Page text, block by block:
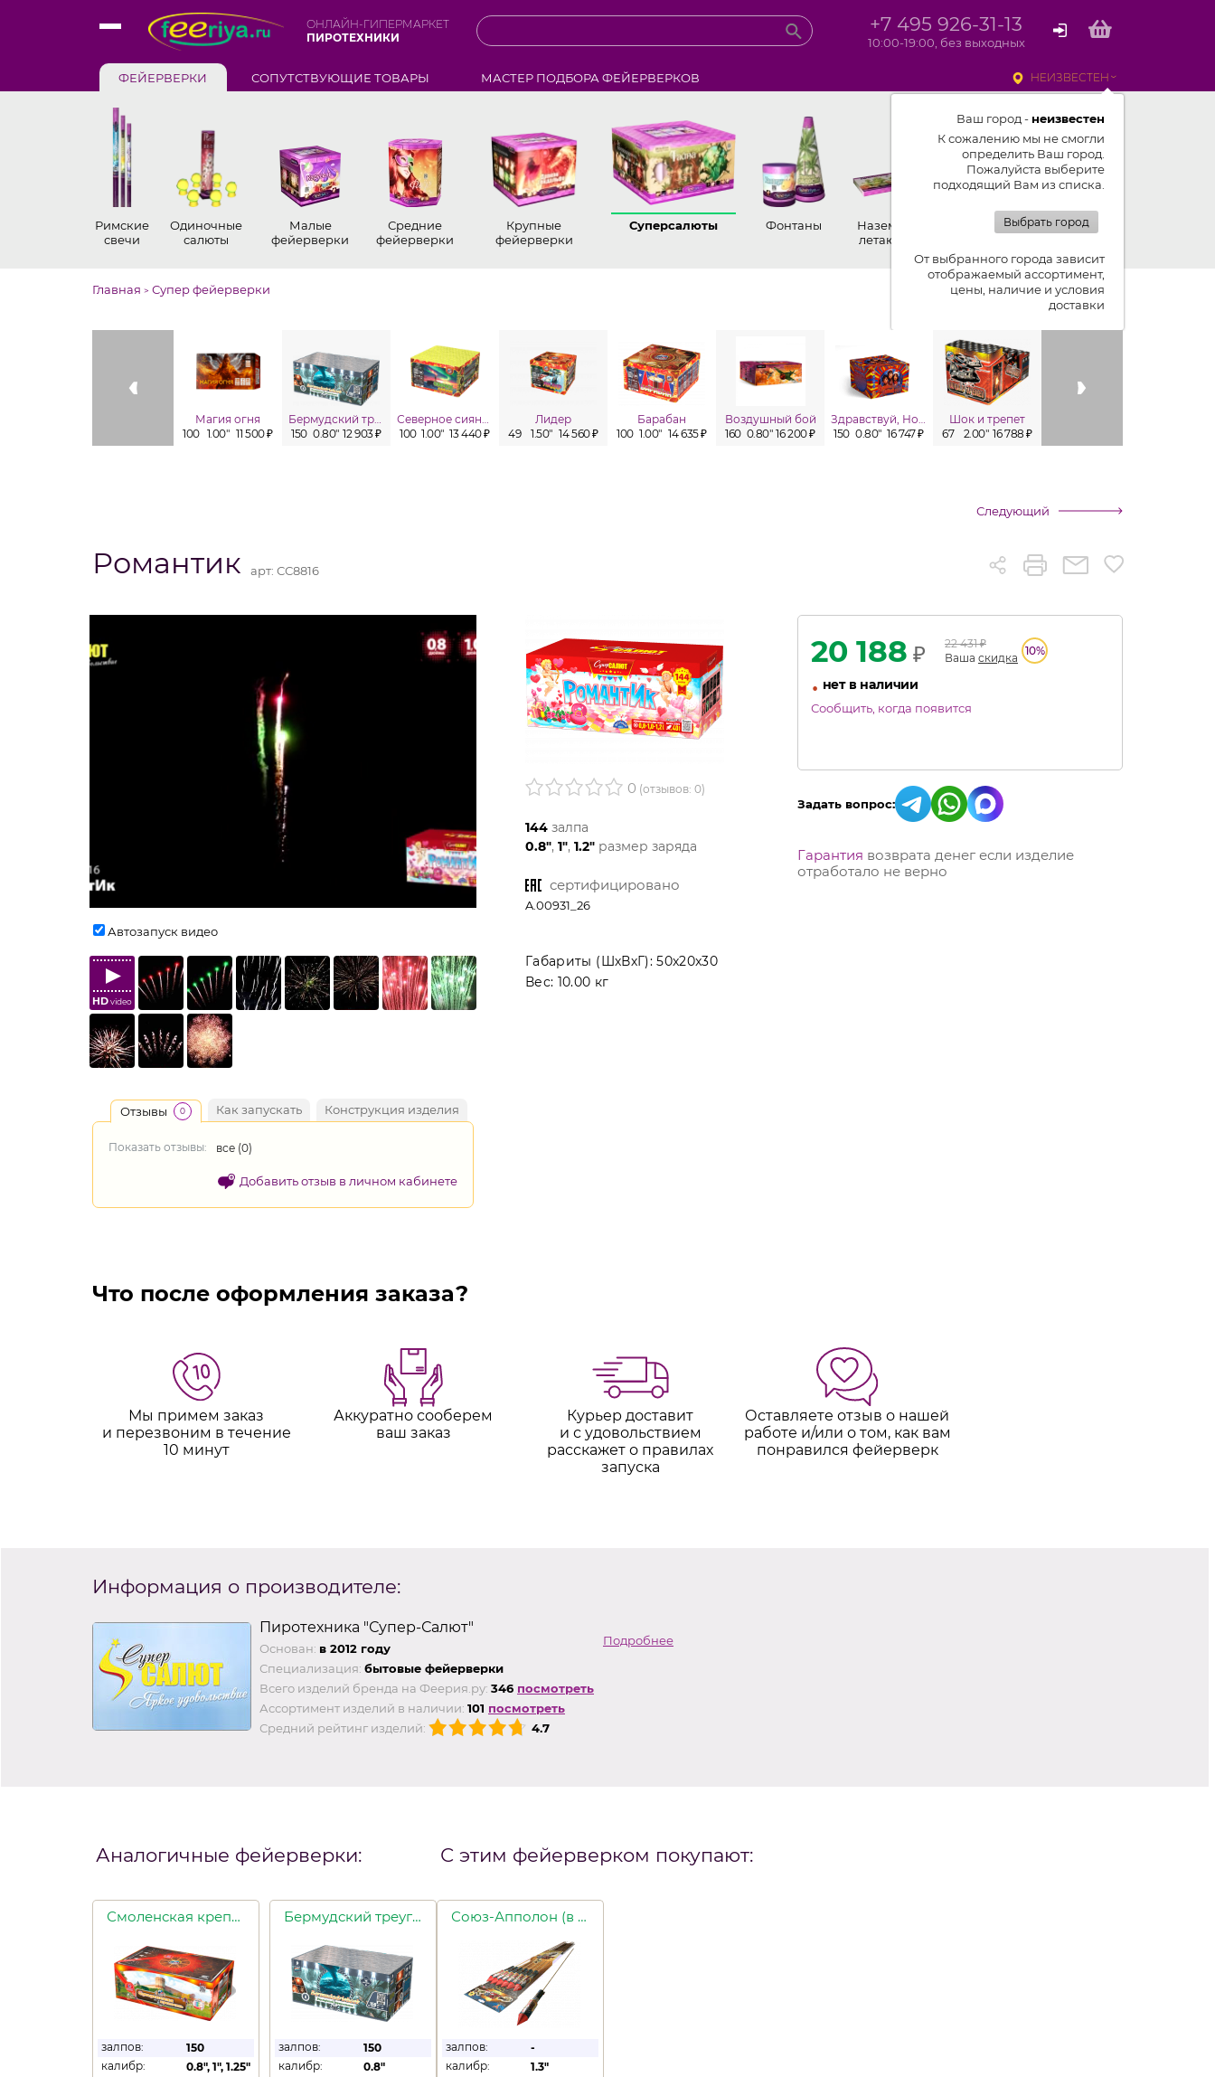
ОНЛАЙН-ГИПЕРМАРКЕТ
ПИРОТЕХНИКИ
+7 495 926-31-13
10:00-19:00, без выходных
ФЕЙЕРВЕРКИ СОПУТСТВУЮЩИЕ ТОВАРЫ МАСТЕР ПОДБОРА ФЕЙЕРВЕРКОВ НЕИЗВЕСТЕН
Ваш город - неизвестен
К сожалению мы не смогли
определить Ваш город.
Пожалуйста выберите
подходящий Вам из списка.
Выбрать город
От выбранного города зависит
отображаемый ассортимент,
цены, наличие и условия
доставки
Римские
свечи
Одиночные
салюты
Малые
фейерверки
Средние
фейерверки
Крупные
фейерверки
Суперсалюты Фонтаны
Наземные,
летающие
Петарды
Главная > Супер фейерверки Показывать ленту изделий
Магия огня
100 1.00" 11 500 ₽
Бермудский треугольник
150 0.80" 12 903 ₽
Северное сияние
100 1.00" 13 440 ₽
Лидер
49
1.50" 14 560 ₽
Барабан
100 1.00" 14 635 ₽
Воздушный бой
160 0.80" 16 200 ₽
Здравствуй, Новый год!
150 0.80" 16 747 ₽
Шок и трепет
67
2.00" 16 788 ₽
Следующий
Романтик арт: СС8816
Автозапуск видео
HDvideo
Отзывы 0 Как запускать Конструкция изделия
Показать отзывы: все (0)
Добавить отзыв в личном кабинете
0 (отзывов: 0)
144 залпа
0.8", 1", 1.2" размер заряда
сертифицировано
A.00931_26
Габариты (ШхВхГ):50x20x30
Вес: 10.00 кг
20 188 ₽ 22 431₽
Ваша скидка
10%
• нет в наличии
Сообщить, когда появится
Задать вопрос:
Гарантия возврата денег если изделие
отработало не верно
Что после оформления заказа?
Мы примем заказ
и перезвоним в течение
10 минут
Аккуратно сооберем
ваш заказ
Курьер доставит
и с удовольствием
расскажет о правилах
запуска
Оставляете отзыв о нашей
работе и/или о том, как вам
понравился фейерверк
Информация о производителе:
Пиротехника "Супер-Салют"
Основан: в 2012 году
Специализация: бытовые фейерверки
Всего изделий бренда на Феерия.ру: 346 посмотреть
Ассортимент изделий в наличии: 101 посмотреть
Средний рейтинг изделий:
4.7
Подробнее
Аналогичные фейерверки:
Смоленская крепость
залпов:
150
калибр:
0.8", 1", 1.25"
Бермудский треугольник
залпов:
150
калибр:
0.8"
С этим фейерверком покупают:
Союз-Апполон (в уп. 6шт.)
залпов:
-
калибр:
1.3"